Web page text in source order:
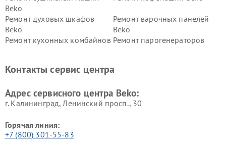
Beko
Ремонт духовых шкафов
Beko
Ремонт варочных панелей
Beko
Ремонт кухонных комбайнов Ремонт парогенераторов
Ремонт холодильников Beko Ремонт морозильных камер
Контакты сервис центра
Адрес сервисного центра Beko:
г. Калининград, Ленинский просп., 30
Горячая линия:
+7 (800) 301-55-83